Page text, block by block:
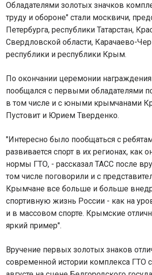
Обладателями золотых значков
труду и обороне" стали москвичи,
Петербурга, республики Татарстан,
Свердловской области, Карачаево-
республики и республики Крым.
По окончании церемонии награждения
пообщался с первыми обладателями
в том числе и с юными крымчанами
Пустовит и Юрием Тверденко.
"Интересно было пообщаться с
развивается спорт в их регионах, как
нормы ГТО, - рассказал ТАСС после
том числе поговорили и с
Крымчане все больше и больше
спортивную жизнь России - как на
и в массовом спорте. Крымские
яркий пример".
Вручение первых золотых знаков
современной истории комплекса ГТО